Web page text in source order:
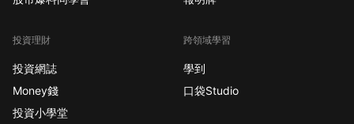
投資理財
投資網誌
Money錢
投資小學堂
跨領域學習
學到
口袋Studio